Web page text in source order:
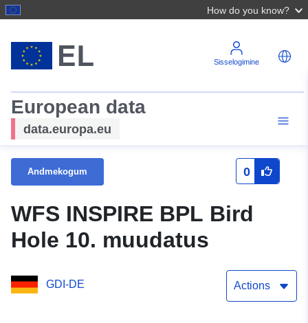
How do you know?
Sisselogimine
European data
data.europa.eu
Andmekogum 0
WFS INSPIRE BPL Bird
Hole 10. muudatus
GDI-DE Actions